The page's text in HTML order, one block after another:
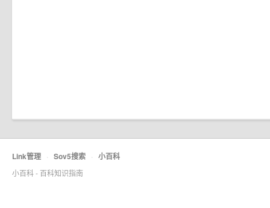
Link管理 · Sov5搜索 · 小百科
小百科 - 百科知识指南